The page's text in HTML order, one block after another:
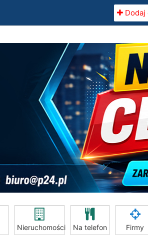
Dodaj
Nieruchomości Na telefon Firmy